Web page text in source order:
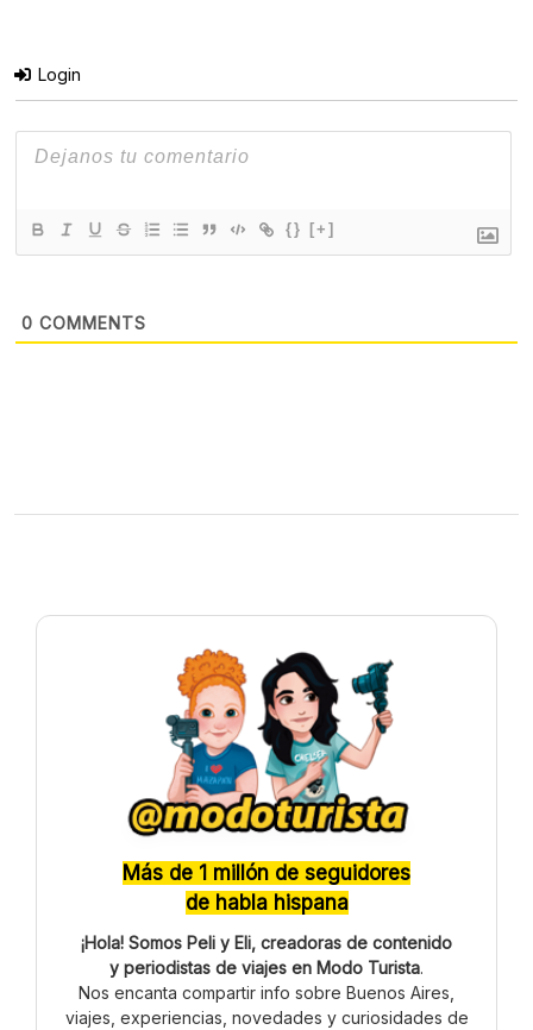
Login
{} [+]
0 COMMENTS
Más de 1 millón de seguidores
de habla hispana
¡Hola! Somos Peli y Eli, creadoras de contenido
y periodistas de viajes en Modo Turista.
Nos encanta compartir info sobre Buenos Aires,
viajes, experiencias, novedades y curiosidades de